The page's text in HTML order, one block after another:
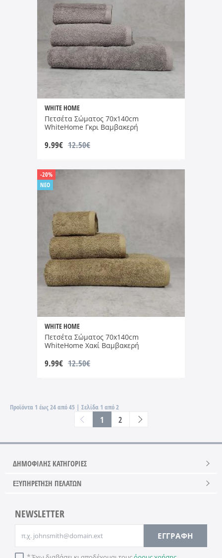
WHITE HOME
Πετσέτα Σώματος 70x140cm
WhiteHome Γκρι Βαμβακερή
9.99€ 12.50€
WHITE HOME
Πετσέτα Σώματος 70x140cm
WhiteHome Χακί Βαμβακερή
9.99€ 12.50€
-20%
NEO
Προϊόντα 1 έως 24 από 45 | Σελίδα 1 από 2
1 2
ΔΗΜΟΦΙΛΗΣ ΚΑΤΗΓΟΡΙΕΣ
ΕΞΥΠΗΡΕΤΗΣΗ ΠΕΛΑΤΩΝ
NEWSLETTER
ΕΓΓΡΑΦΗ